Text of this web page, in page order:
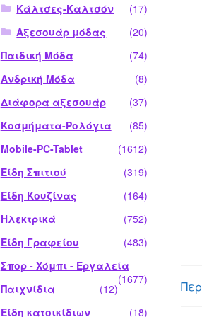
Κάλτσες-Καλτσόν
(17)
Αξεσουάρ μόδας
(20)
Παιδική Μόδα
(74)
Ανδρική Μόδα
(8)
Διάφορα αξεσουάρ
(37)
Κοσμήματα-Ρολόγια
(85)
Mobile-PC-Tablet
(1612)
Είδη Σπιτιού
(319)
Είδη Κουζίνας
(164)
Ηλεκτρικά
(752)
Είδη Γραφείου
(483)
Σπορ - Χόμπι - Εργαλεία
(1677)
Παιχνίδια
(12)
Είδη κατοικίδιων
(18)